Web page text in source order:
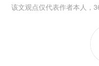
该文观点仅代表作者本人，